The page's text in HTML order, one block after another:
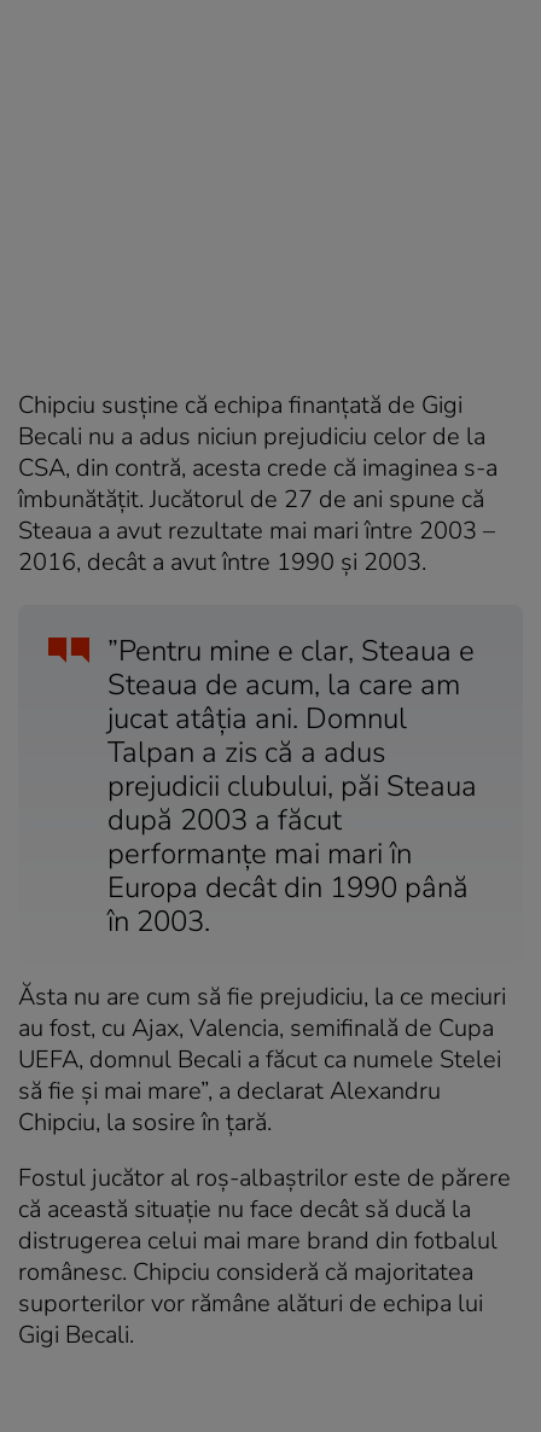
Chipciu susține că echipa finanțată de Gigi
Becali nu a adus niciun prejudiciu celor de la
CSA, din contră, acesta crede că imaginea s-a
îmbunătățit. Jucătorul de 27 de ani spune că
Steaua a avut rezultate mai mari între 2003 –
2016, decât a avut între 1990 și 2003.
”Pentru mine e clar, Steaua e
Steaua de acum, la care am
jucat atâția ani. Domnul
Talpan a zis că a adus
prejudicii clubului, păi Steaua
după 2003 a făcut
performanțe mai mari în
Europa decât din 1990 până
în 2003.
Ăsta nu are cum să fie prejudiciu, la ce meciuri
au fost, cu Ajax, Valencia, semifinală de Cupa
UEFA, domnul Becali a făcut ca numele Stelei
să fie și mai mare”, a declarat Alexandru
Chipciu, la sosire în țară.
Fostul jucător al roș-albaștrilor este de părere
că această situație nu face decât să ducă la
distrugerea celui mai mare brand din fotbalul
românesc. Chipciu consideră că majoritatea
suporterilor vor rămâne alături de echipa lui
Gigi Becali.